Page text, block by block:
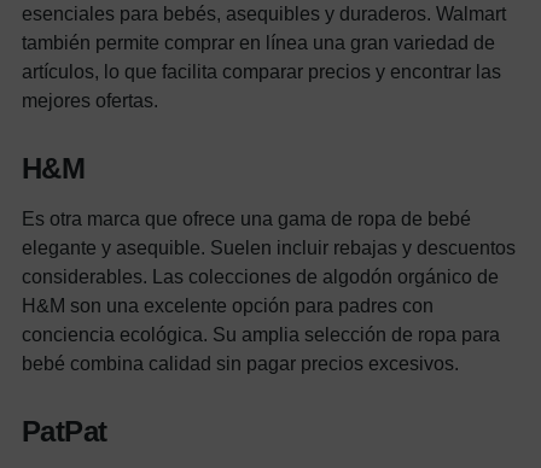
esenciales para bebés, asequibles y duraderos. Walmart
también permite comprar en línea una gran variedad de
artículos, lo que facilita comparar precios y encontrar las
mejores ofertas.
H&M
Es otra marca que ofrece una gama de ropa de bebé
elegante y asequible. Suelen incluir rebajas y descuentos
considerables. Las colecciones de algodón orgánico de
H&M son una excelente opción para padres con
conciencia ecológica. Su amplia selección de ropa para
bebé combina calidad sin pagar precios excesivos.
PatPat